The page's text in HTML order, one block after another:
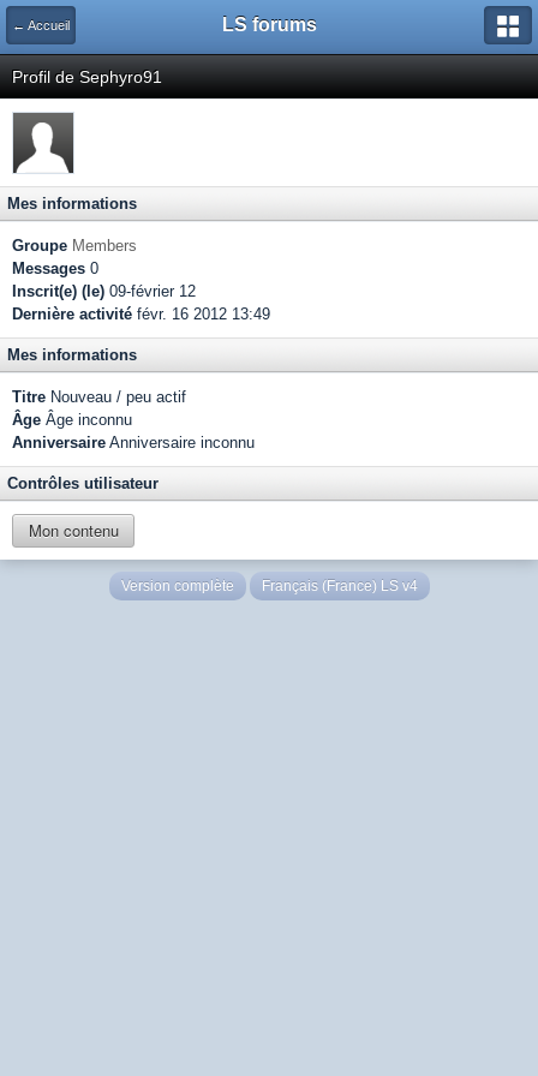
← Accueil LS forums
Profil de Sephyro91
Mes informations
Groupe Members
Messages 0
Inscrit(e) (le) 09-février 12
Dernière activité févr. 16 2012 13:49
Mes informations
Titre Nouveau / peu actif
Âge Âge inconnu
Anniversaire Anniversaire inconnu
Contrôles utilisateur
Mon contenu
Version complète Français (France) LS v4